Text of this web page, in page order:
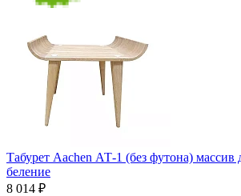
Табурет Aachen АТ-1 (без футона) массив
беление
8 014 ₽